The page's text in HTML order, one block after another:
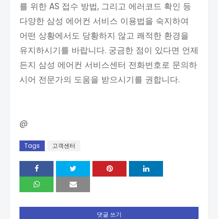
를 위한 AS 접수 방법, 그리고 에러코드 확인 등
다양한 삼성 에어컨 서비스 이용법을 숙지하여
어떤 상황에서도 당황하지 않고 쾌적한 환경을
유지하시기를 바랍니다. 궁금한 점이 있다면 언제
든지 삼성 에어컨 서비스센터 전화번호로 문의하
시어 전문가의 도움을 받으시기를 권합니다.
@
Tags 고객센터
댓글 쓰기